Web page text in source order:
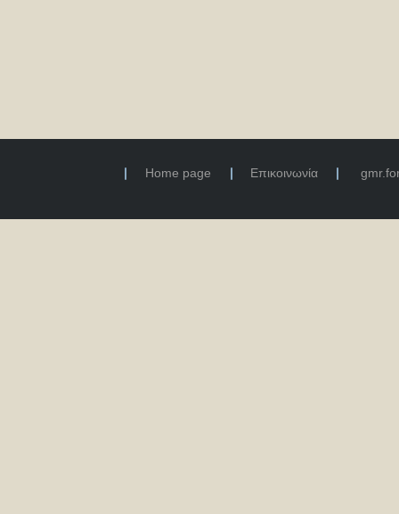
Home page Επικοινωνία